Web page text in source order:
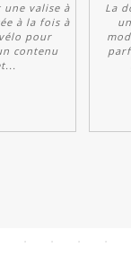
une valise à
à la fois à
pour
contenu
La